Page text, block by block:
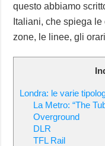
questo abbiamo
Italiani, che spiega
zone, le linee, gli
Londra: le varie
La Metro: “The
Overground
DLR
TFL Rail